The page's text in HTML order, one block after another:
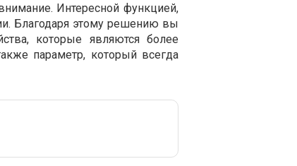
Интересной функцией,
Благодаря этому решению вы
которые являются более
параметр, который всегда